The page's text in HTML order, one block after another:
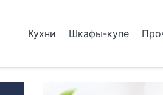
Кухни Шкафы-купе